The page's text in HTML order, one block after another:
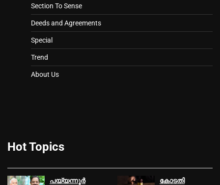
Section To Sense
Deeds and Agreements
Special
Trend
About Us
Hot Topics
പയ്യന്നൂര്‍
കോടതി